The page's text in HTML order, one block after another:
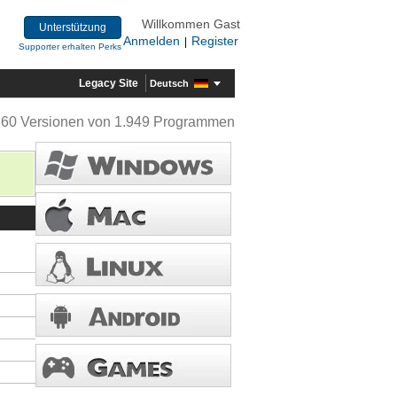
Unterstützung
Supporter erhalten Perks
Willkommen Gast
Anmelden
Register
Legacy Site Deutsch
Versionen von 1.949 Programmen